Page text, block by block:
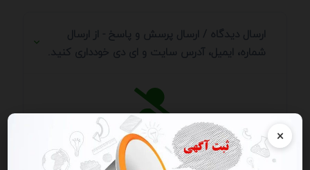
×
ارسال دیدگاه / ارسال پرسش و پاسخ - از ارسال
شماره، ایمیل، آدرس سایت و ای دی خودداری کنید.
می خواهید دیدگاه خود را ارسال کنید؟ وارد
کاربریخود شوید